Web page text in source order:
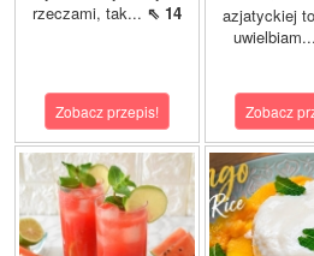
rzeczami, tak... ⇖ 14
Zobacz przepis!
azjatyckiej
Zobacz